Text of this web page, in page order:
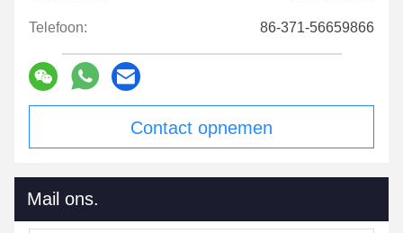
Telefoon: 86-371-56659866
Contact opnemen
Mail ons.